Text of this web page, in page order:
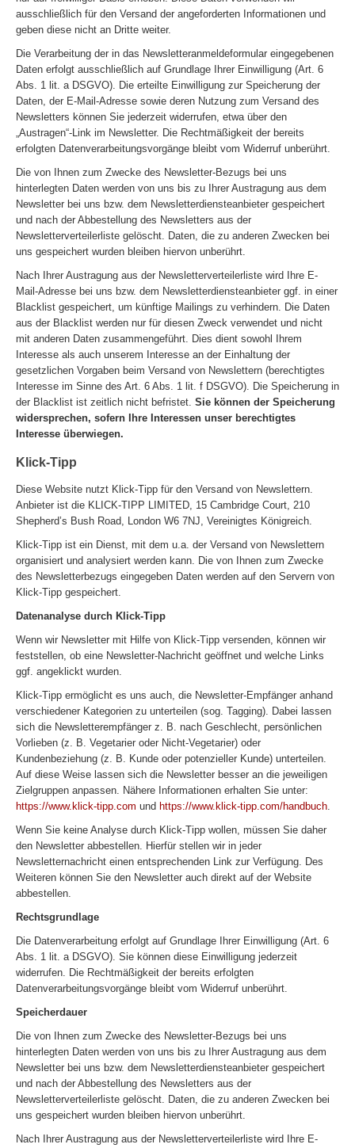
ausschließlich für den Versand der angeforderten Informationen und
geben diese nicht an Dritte weiter.
Die Verarbeitung der in das Newsletteranmeldeformular eingegebenen
Daten erfolgt ausschließlich auf Grundlage Ihrer Einwilligung (Art. 6
Abs. 1 lit. a DSGVO). Die erteilte Einwilligung zur Speicherung der
Daten, der E-Mail-Adresse sowie deren Nutzung zum Versand des
Newsletters können Sie jederzeit widerrufen, etwa über den
„Austragen“-Link im Newsletter. Die Rechtmäßigkeit der bereits
erfolgten Datenverarbeitungsvorgänge bleibt vom Widerruf unberührt.
Die von Ihnen zum Zwecke des Newsletter-Bezugs bei uns
hinterlegten Daten werden von uns bis zu Ihrer Austragung aus dem
Newsletter bei uns bzw. dem Newsletterdiensteanbieter gespeichert
und nach der Abbestellung des Newsletters aus der
Newsletterverteilerliste gelöscht. Daten, die zu anderen Zwecken bei
uns gespeichert wurden bleiben hiervon unberührt.
Nach Ihrer Austragung aus der Newsletterverteilerliste wird Ihre E-
Mail-Adresse bei uns bzw. dem Newsletterdiensteanbieter ggf. in einer
Blacklist gespeichert, um künftige Mailings zu verhindern. Die Daten
aus der Blacklist werden nur für diesen Zweck verwendet und nicht
mit anderen Daten zusammengeführt. Dies dient sowohl Ihrem
Interesse als auch unserem Interesse an der Einhaltung der
gesetzlichen Vorgaben beim Versand von Newslettern (berechtigtes
Interesse im Sinne des Art. 6 Abs. 1 lit. f DSGVO). Die Speicherung in
der Blacklist ist zeitlich nicht befristet. Sie können der Speicherung
widersprechen, sofern Ihre Interessen unser berechtigtes
Interesse überwiegen.
Klick-Tipp
Diese Website nutzt Klick-Tipp für den Versand von Newslettern.
Anbieter ist die KLICK-TIPP LIMITED, 15 Cambridge Court, 210
Shepherd’s Bush Road, London W6 7NJ, Vereinigtes Königreich.
Klick-Tipp ist ein Dienst, mit dem u.a. der Versand von Newslettern
organisiert und analysiert werden kann. Die von Ihnen zum Zwecke
des Newsletterbezugs eingegeben Daten werden auf den Servern von
Klick-Tipp gespeichert.
Datenanalyse durch Klick-Tipp
Wenn wir Newsletter mit Hilfe von Klick-Tipp versenden, können wir
feststellen, ob eine Newsletter-Nachricht geöffnet und welche Links
ggf. angeklickt wurden.
Klick-Tipp ermöglicht es uns auch, die Newsletter-Empfänger anhand
verschiedener Kategorien zu unterteilen (sog. Tagging). Dabei lassen
sich die Newsletterempfänger z. B. nach Geschlecht, persönlichen
Vorlieben (z. B. Vegetarier oder Nicht-Vegetarier) oder
Kundenbeziehung (z. B. Kunde oder potenzieller Kunde) unterteilen.
Auf diese Weise lassen sich die Newsletter besser an die jeweiligen
Zielgruppen anpassen. Nähere Informationen erhalten Sie unter:
https://www.klick-tipp.com und https://www.klick-tipp.com/handbuch.
Wenn Sie keine Analyse durch Klick-Tipp wollen, müssen Sie daher
den Newsletter abbestellen. Hierfür stellen wir in jeder
Newsletternachricht einen entsprechenden Link zur Verfügung. Des
Weiteren können Sie den Newsletter auch direkt auf der Website
abbestellen.
Rechtsgrundlage
Die Datenverarbeitung erfolgt auf Grundlage Ihrer Einwilligung (Art. 6
Abs. 1 lit. a DSGVO). Sie können diese Einwilligung jederzeit
widerrufen. Die Rechtmäßigkeit der bereits erfolgten
Datenverarbeitungsvorgänge bleibt vom Widerruf unberührt.
Speicherdauer
Die von Ihnen zum Zwecke des Newsletter-Bezugs bei uns
hinterlegten Daten werden von uns bis zu Ihrer Austragung aus dem
Newsletter bei uns bzw. dem Newsletterdiensteanbieter gespeichert
und nach der Abbestellung des Newsletters aus der
Newsletterverteilerliste gelöscht. Daten, die zu anderen Zwecken bei
uns gespeichert wurden bleiben hiervon unberührt.
Nach Ihrer Austragung aus der Newsletterverteilerliste wird Ihre E-